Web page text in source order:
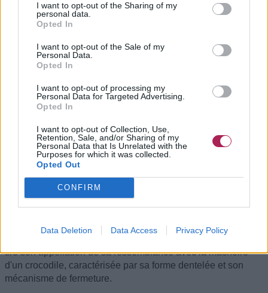
I want to opt-out of the Sharing of my
personal data.
Opted In
I want to opt-out of the Sale of my
Personal Data.
Opted In
I want to opt-out of processing my
Personal Data for Targeted Advertising.
Opted In
I want to opt-out of Collection, Use,
Retention, Sale, and/or Sharing of my
Personal Data that Is Unrelated with the
Purposes for which it was collected.
Opted Out
CONFIRM
Data Deletion Data Access Privacy Policy
Pince crocodile | À quoi sert une pince crocodile ?
La pince crocodile, aussi appelée pince croco, est un
tire son appellation de sa ressemblance avec la mâchoire
d'un crocodile, caractérisée par sa forme dentelée et son
mécanisme de fermeture.